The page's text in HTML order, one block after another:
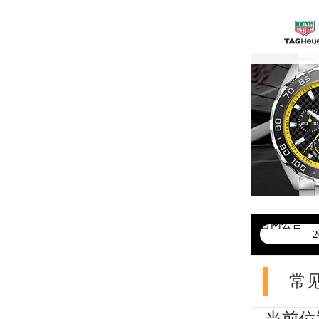
官网公告
>
常